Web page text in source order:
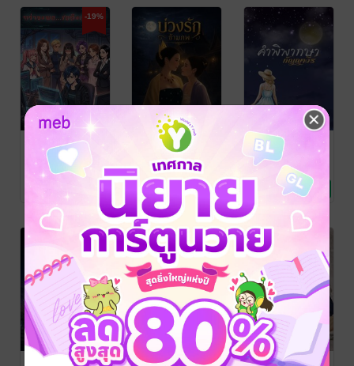
-19%
กว่าจะพอ...รอ
ถึงเมื่อไหร่
นาราภา
GOODLIVESRICHDAY
บ่วงรักข้ามภพ
นิยาย Girl
Love/Yuri
No Rating
คำพิพากษา
กัญญาวีร์
หญิงชรา/ ธีระนันท์
นิยาย Girl
Love/Yuri
ดาวเกี้ยวดาว
-19%
ห้ามยุ่งกับเจซี
1872 From Me